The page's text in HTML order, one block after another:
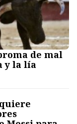
de mal
y la lía